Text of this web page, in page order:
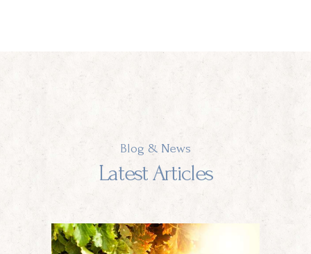
Blog & News
Latest Articles